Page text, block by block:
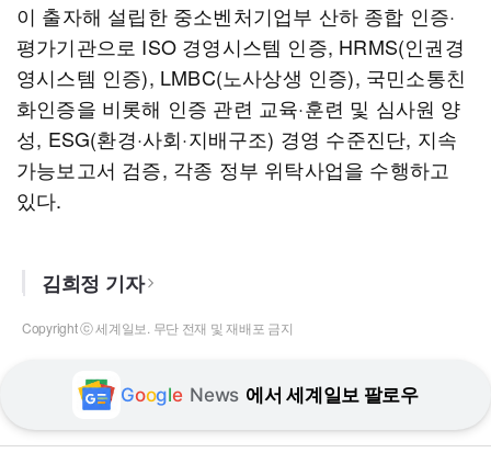
이 출자해 설립한 중소벤처기업부 산하 종합 인증·
평가기관으로 ISO 경영시스템 인증, HRMS(인권경
영시스템 인증), LMBC(노사상생 인증), 국민소통친
화인증을 비롯해 인증 관련 교육·훈련 및 심사원 양
성, ESG(환경·사회·지배구조) 경영 수준진단, 지속
가능보고서 검증, 각종 정부 위탁사업을 수행하고
있다.
김희정 기자
Copyright ⓒ 세계일보. 무단 전재 및 재배포 금지
Google News 에서 세계일보 팔로우